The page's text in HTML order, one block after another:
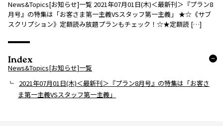
News&Topics[お知らせ]一覧 2021年07月01日(木)＜最新刊＞『プラン8
月号』の特集は「お客さま第一主義VSスタッフ第一主義」 ★☆《サブ
スクリプション》定額読み放題プランもチェック！☆★定額読 […]
Index
News&Topics[お知らせ]一覧
2021年07月01日(木)＜最新刊＞『プラン8月号』の特集は「お客さ
ま第一主義VSスタッフ第一主義」